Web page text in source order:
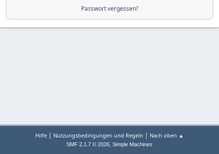
Passwort vergessen?
Hilfe | Nutzungsbedingungen und Regeln | Nach oben ▲
SMF 2.1.7 © 2026, Simple Machines